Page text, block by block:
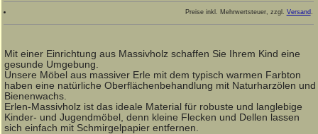
Preise inkl. Mehrwertsteuer, zzgl. Versand
Mit einer Einrichtung aus Massivholz schaffen Sie Ihrem Kind eine
gesunde Umgebung.
Unsere Möbel aus massiver Erle mit dem typisch warmen Farbton
haben eine natürliche Oberflächenbehandlung mit Naturharzölen und
Bienenwachs.
Erlen-Massivholz ist das ideale Material für robuste und langlebige
Kinder- und Jugendmöbel, denn kleine Flecken und Dellen lassen
sich einfach mit Schmirgelpapier entfernen.